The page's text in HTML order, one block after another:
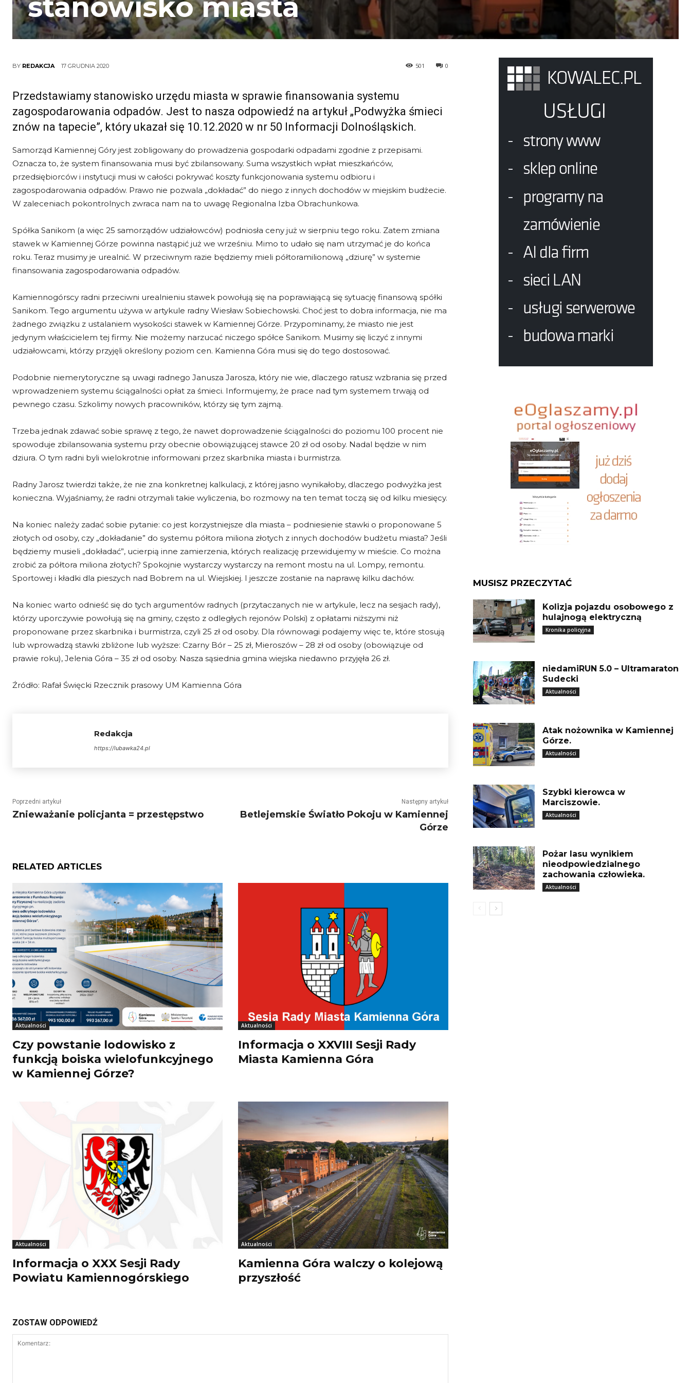
stanowisko miasta
BY REDAKCJA 17 GRUDNIA 2020 0
501
Przedstawiamy stanowisko urzędu miasta w sprawie finansowania systemu
zagospodarowania odpadów. Jest to nasza odpowiedź na artykuł „Podwyżka śmieci
znów na tapecie”, który ukazał się 10.12.2020 w nr 50 Informacji Dolnośląskich.
Samorząd Kamiennej Góry jest zobligowany do prowadzenia gospodarki odpadami zgodnie z przepisami.
Oznacza to, że system finansowania musi być zbilansowany. Suma wszystkich wpłat mieszkańców,
przedsiębiorców i instytucji musi w całości pokrywać koszty funkcjonowania systemu odbioru i
zagospodarowania odpadów. Prawo nie pozwala „dokładać” do niego z innych dochodów w miejskim budżecie.
W zaleceniach pokontrolnych zwraca nam na to uwagę Regionalna Izba Obrachunkowa.
Spółka Sanikom (a więc 25 samorządów udziałowców) podniosła ceny już w sierpniu tego roku. Zatem zmiana
stawek w Kamiennej Górze powinna nastąpić już we wrześniu. Mimo to udało się nam utrzymać je do końca
roku. Teraz musimy je urealnić. W przeciwnym razie będziemy mieli półtoramilionową „dziurę” w systemie
finansowania zagospodarowania odpadów.
Kamiennogórscy radni przeciwni urealnieniu stawek powołują się na poprawiającą się sytuację finansową spółki
Sanikom. Tego argumentu używa w artykule radny Wiesław Sobiechowski. Choć jest to dobra informacja, nie ma
żadnego związku z ustalaniem wysokości stawek w Kamiennej Górze. Przypominamy, że miasto nie jest
jedynym właścicielem tej firmy. Nie możemy narzucać niczego spółce Sanikom. Musimy się liczyć z innymi
udziałowcami, którzy przyjęli określony poziom cen. Kamienna Góra musi się do tego dostosować.
Podobnie niemerytoryczne są uwagi radnego Janusza Jarosza, który nie wie, dlaczego ratusz wzbrania się przed
wprowadzeniem systemu ściągalności opłat za śmieci. Informujemy, że prace nad tym systemem trwają od
pewnego czasu. Szkolimy nowych pracowników, którzy się tym zajmą.
Trzeba jednak zdawać sobie sprawę z tego, że nawet doprowadzenie ściągalności do poziomu 100 procent nie
spowoduje zbilansowania systemu przy obecnie obowiązującej stawce 20 zł od osoby. Nadal będzie w nim
dziura. O tym radni byli wielokrotnie informowani przez skarbnika miasta i burmistrza.
Radny Jarosz twierdzi także, że nie zna konkretnej kalkulacji, z której jasno wynikałoby, dlaczego podwyżka jest
konieczna. Wyjaśniamy, że radni otrzymali takie wyliczenia, bo rozmowy na ten temat toczą się od kilku miesięcy.
Na koniec należy zadać sobie pytanie: co jest korzystniejsze dla miasta – podniesienie stawki o proponowane 5
złotych od osoby, czy „dokładanie” do systemu półtora miliona złotych z innych dochodów budżetu miasta? Jeśli
będziemy musieli „dokładać”, ucierpią inne zamierzenia, których realizację przewidujemy w mieście. Co można
zrobić za półtora miliona złotych? Spokojnie wystarczy wystarczy na remont mostu na ul. Lompy, remontu.
Sportowej i kładki dla pieszych nad Bobrem na ul. Wiejskiej. I jeszcze zostanie na naprawę kilku dachów.
Na koniec warto odnieść się do tych argumentów radnych (przytaczanych nie w artykule, lecz na sesjach rady),
którzy uporczywie powołują się na gminy, często z odległych rejonów Polski) z opłatami niższymi niż
proponowane przez skarbnika i burmistrza, czyli 25 zł od osoby. Dla równowagi podajemy więc te, które stosują
lub wprowadzą stawki zbliżone lub wyższe: Czarny Bór – 25 zł, Mieroszów – 28 zł od osoby (obowiązuje od
prawie roku), Jelenia Góra – 35 zł od osoby. Nasza sąsiednia gmina wiejska niedawno przyjęła 26 zł.
Źródło: Rafał Święcki Rzecznik prasowy UM Kamienna Góra
Redakcja
https://lubawka24.pl
Poprzedni artykuł
Znieważanie policjanta = przestępstwo
Następny artykuł
Betlejemskie Światło Pokoju w Kamiennej
Górze
RELATED ARTICLES
Aktualności
Czy powstanie lodowisko z
funkcją boiska wielofunkcyjnego
w Kamiennej Górze?
Aktualności
Informacja o XXVIII Sesji Rady
Miasta Kamienna Góra
Aktualności
Informacja o XXX Sesji Rady
Powiatu Kamiennogórskiego
Aktualności
Kamienna Góra walczy o kolejową
przyszłość
ZOSTAW ODPOWIEDŹ
MUSISZ PRZECZYTAĆ
Kolizja pojazdu osobowego z
hulajnogą elektryczną
Kronika policyjna
niedamiRUN 5.0 – Ultramaraton
Sudecki
Aktualności
Atak nożownika w Kamiennej
Górze.
Aktualności
Szybki kierowca w
Marciszowie.
Aktualności
Pożar lasu wynikiem
nieodpowiedzialnego
zachowania człowieka.
Aktualności